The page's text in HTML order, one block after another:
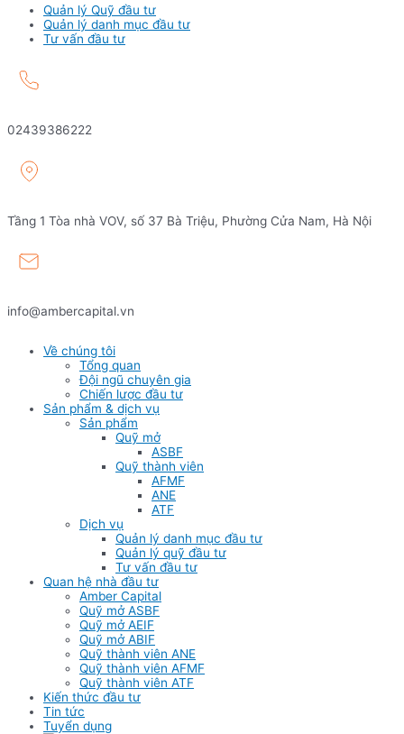
Quản lý Quỹ đầu tư
Quản lý danh mục đầu tư
Tư vấn đầu tư
02439386222
Tầng 1 Tòa nhà VOV, số 37 Bà Triệu, Phường Cửa Nam, Hà Nội
info@ambercapital.vn
Về chúng tôi
Tổng quan
Đội ngũ chuyên gia
Chiến lược đầu tư
Sản phẩm & dịch vụ
Sản phẩm
Quỹ mở
ASBF
Quỹ thành viên
AFMF
ANE
ATF
Dịch vụ
Quản lý danh mục đầu tư
Quản lý quỹ đầu tư
Tư vấn đầu tư
Quan hệ nhà đầu tư
Amber Capital
Quỹ mở ASBF
Quỹ mở AEIF
Quỹ mở ABIF
Quỹ thành viên ANE
Quỹ thành viên AFMF
Quỹ thành viên ATF
Kiến thức đầu tư
Tin tức
Tuyển dụng